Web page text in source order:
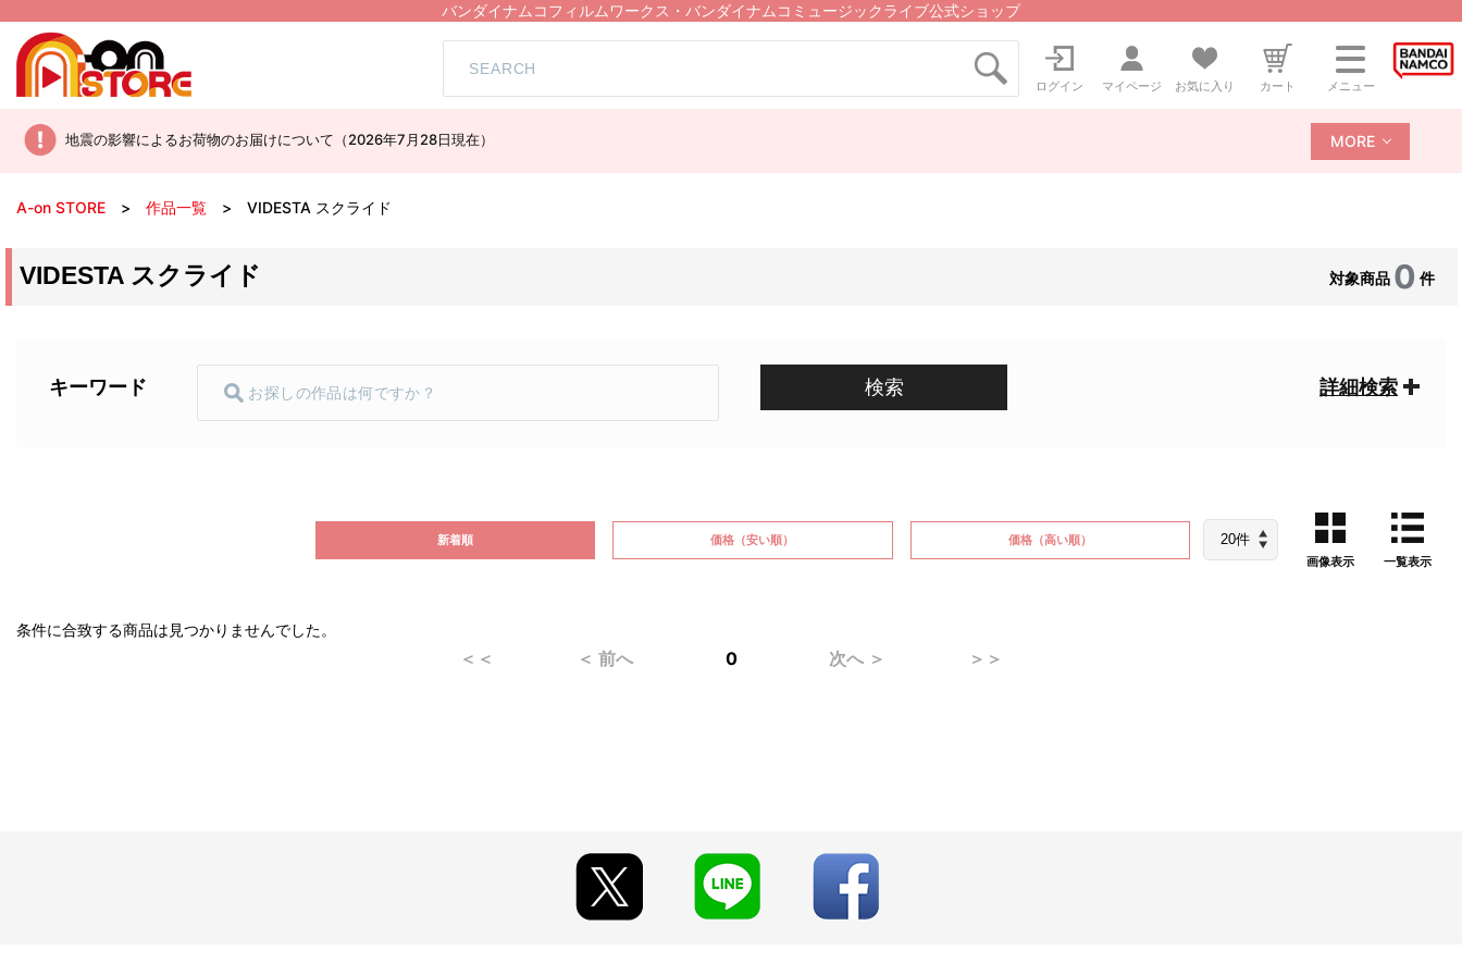
バンダイナムコフィルムワークス・バンダイナムコミュージックライブ公式ショップ
ログイン マイページ お気に入り カート メニュー
地震の影響によるお荷物のお届けについて（2026年7月28日現在） MORE
A-on STORE 作品一覧 VIDESTA スクライド
VIDESTA スクライド 対象商品 0 件
キーワード 検索 詳細検索
新着順 価格 （安い順） 価格（高い順）
画像表示
一覧表示
条件に合致する商品は見つかりませんでした。
＜＜ ＜ 前へ 0 次へ ＞ ＞＞